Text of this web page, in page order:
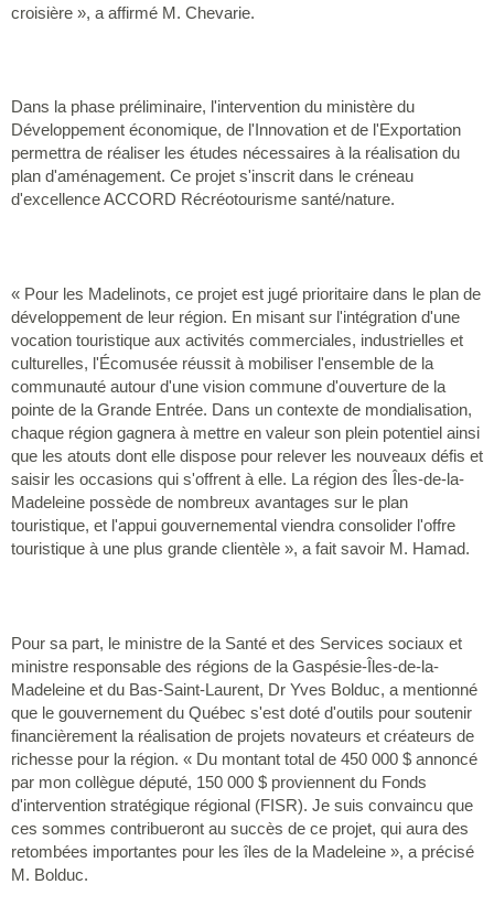
croisière », a affirmé M. Chevarie.
Dans la phase préliminaire, l'intervention du ministère du
Développement économique, de l'Innovation et de l'Exportation
permettra de réaliser les études nécessaires à la réalisation du
plan d'aménagement. Ce projet s'inscrit dans le créneau
d'excellence ACCORD Récréotourisme santé/nature.
« Pour les Madelinots, ce projet est jugé prioritaire dans le plan de
développement de leur région. En misant sur l'intégration d'une
vocation touristique aux activités commerciales, industrielles et
culturelles, l'Écomusée réussit à mobiliser l'ensemble de la
communauté autour d'une vision commune d'ouverture de la
pointe de la Grande Entrée. Dans un contexte de mondialisation,
chaque région gagnera à mettre en valeur son plein potentiel ainsi
que les atouts dont elle dispose pour relever les nouveaux défis et
saisir les occasions qui s'offrent à elle. La région des Îles-de-la-
Madeleine possède de nombreux avantages sur le plan
touristique, et l'appui gouvernemental viendra consolider l'offre
touristique à une plus grande clientèle », a fait savoir M. Hamad.
Pour sa part, le ministre de la Santé et des Services sociaux et
ministre responsable des régions de la Gaspésie-­Îles-de-la-
Madeleine et du Bas-Saint-Laurent, Dr Yves Bolduc, a mentionné
que le gouvernement du Québec s'est doté d'outils pour soutenir
financièrement la réalisation de projets novateurs et créateurs de
richesse pour la région. « Du montant total de 450 000 $ annoncé
par mon collègue député, 150 000 $ proviennent du Fonds
d'intervention stratégique régional (FISR). Je suis convaincu que
ces sommes contribueront au succès de ce projet, qui aura des
retombées importantes pour les îles de la Madeleine », a précisé
M. Bolduc.